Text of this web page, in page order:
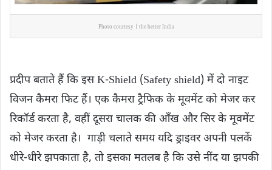
Photo courtesy | the better India
प्रदीप बताते हैं कि इस K-Shield (Safety shield) में दो नाइट
विजन कैमरा फिट हैं। एक कैमरा ट्रैफिक के मूवमेंट को मेजर कर
रिकॉर्ड करता है, वहीं दूसरा चालक की आँख और सिर के मूवमेंट
को मेजर करता है। गाड़ी चलाते समय यदि ड्राइवर अपनी पलकें
धीरे-धीरे झपकाता है, तो इसका मतलब है कि उसे नींद या झपकी